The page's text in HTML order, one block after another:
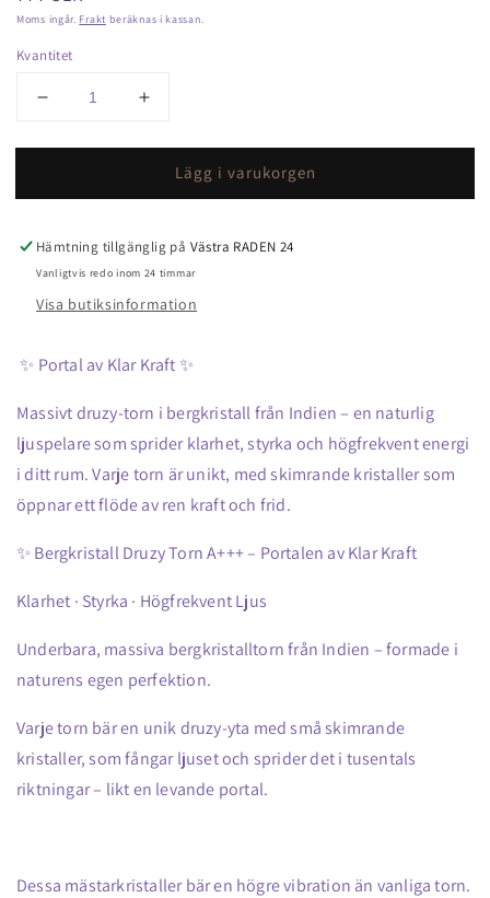
pris
Moms ingår. Frakt beräknas i kassan.
Kvantitet
Minska
för
Druzy
A++
Portalen
Klar
🤍
Öka
för
Bergkristall
Druzy
A++
Portalen
Klar
🤍
Lägg i varukorgen
Hämtning tillgänglig på Västra RADEN 24
Vanligtvis redo inom 24 timmar
Visa butiksinformation
✨ Portal av Klar Kraft ✨
Massivt druzy-torn i bergkristall från Indien – en naturlig
ljuspelare som sprider klarhet, styrka och högfrekvent energi
i ditt rum. Varje torn är unikt, med skimrande kristaller som
öppnar ett flöde av ren kraft och frid.
✨ Bergkristall Druzy Torn A+++ – Portalen av Klar Kraft
Klarhet · Styrka · Högfrekvent Ljus
Underbara, massiva bergkristalltorn från Indien – formade i
naturens egen perfektion.
Varje torn bär en unik druzy-yta med små skimrande
kristaller, som fångar ljuset och sprider det i tusentals
riktningar – likt en levande portal.
Dessa mästarkristaller bär en högre vibration än vanliga torn.